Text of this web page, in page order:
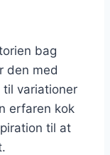
bag
den med
til variationer
erfaren kok
til at